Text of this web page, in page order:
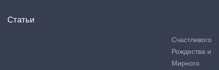
Статьи
Счастливого
Рождества и
Мирного